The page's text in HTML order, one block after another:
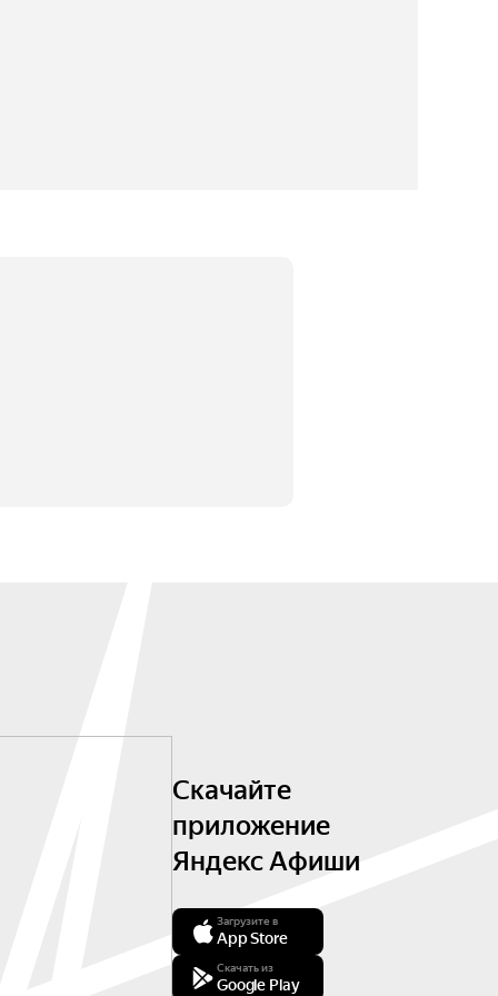
Скачайте
приложение
Яндекс Афиши
Загрузите в
App Store
Скачать из
Google Play